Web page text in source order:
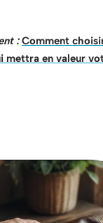
: Comment
mettra en valeur